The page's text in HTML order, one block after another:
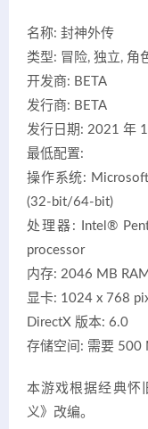
名称: 封神外传
类型: 冒险, 独立, 角
开发商: BETA
发行商: BETA
发行日期: 2021 年
最低配置:
操作系统:
(32-bit/64-bit)
处理器: Intel®
processor
内存: 2046 MB RAM
显卡: 1024 x 768
DirectX 版本: 6.0
存储空间: 需要 500
本游戏根据经典怀
义》改编。